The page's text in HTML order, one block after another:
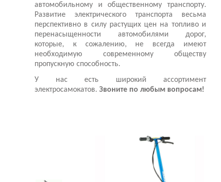
автомобильному и общественному транспорту.
Развитие электрического транспорта весьма
перспективно в силу растущих цен на топливо и
перенасыщенности автомобилями дорог,
которые, к сожалению, не всегда имеют
необходимую современному обществу
пропускную способность.
У нас есть широкий ассортимент
электросамокатов. Звоните по любым вопросам!